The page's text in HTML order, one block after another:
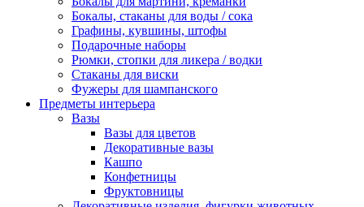
Бокалы, стаканы для воды / сока
Графины, кувшины, штофы
Подарочные наборы
Рюмки, стопки для ликера / водки
Стаканы для виски
Фужеры для шампанского
Предметы интерьера
Вазы
Вазы для цветов
Декоративные вазы
Кашпо
Конфетницы
Фруктовницы